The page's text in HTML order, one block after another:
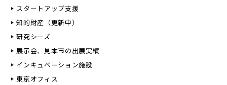
スタートアップ支援
知的財産（更新中）
研究シーズ
展示会、見本市の出展実績
インキュベーション施設
東京オフィス